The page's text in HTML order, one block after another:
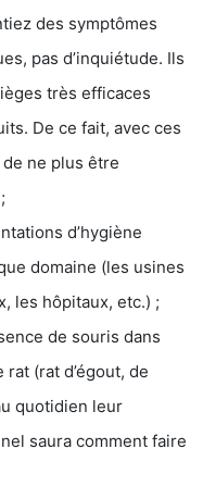
des symptômes
pas d’inquiétude. Ils
très efficaces
De ce fait, avec ces
ne plus être
d’hygiène
domaine (les usines
les hôpitaux, etc.) ;
de souris dans
(rat d’égout, de
quotidien leur
saura comment faire